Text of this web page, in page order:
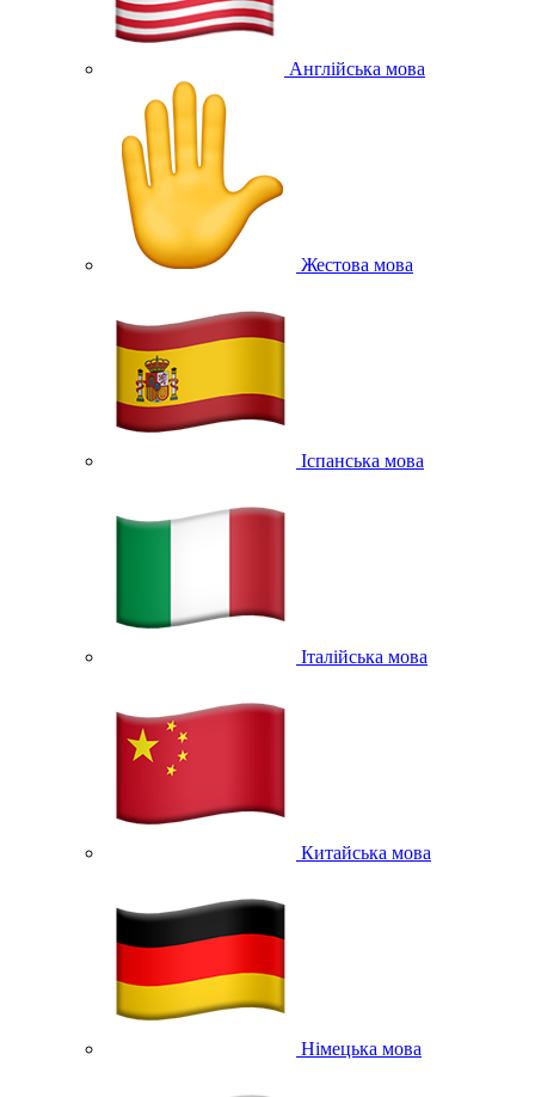
Англійська мова
Жестова мова
Іспанська мова
Італійська мова
Китайська мова
Німецька мова